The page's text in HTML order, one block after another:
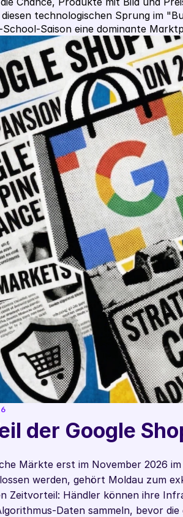
technologischen Sprung im
Saison eine dominante
der Google
Märkte erst im November 2026
werden, gehört Moldau zum
Zeitvorteil: Händler können ihre
Daten sammeln, bevor